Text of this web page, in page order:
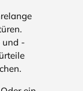
und -